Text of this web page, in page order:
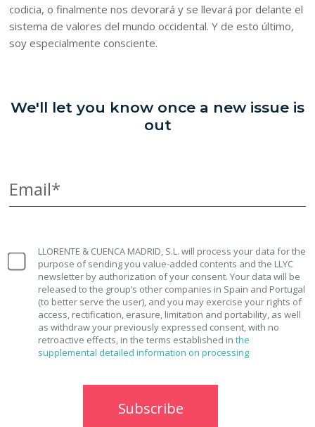
codicia, o finalmente nos devorará y se llevará por delante el
sistema de valores del mundo occidental. Y de esto último,
soy especialmente consciente.
We'll let you know once a new issue is
out
Email*
LLORENTE & CUENCA MADRID, S.L. will process your data for the
purpose of sending you value-added contents and the LLYC
newsletter by authorization of your consent. Your data will be
released to the group’s other companies in Spain and Portugal
(to better serve the user), and you may exercise your rights of
access, rectification, erasure, limitation and portability, as well
as withdraw your previously expressed consent, with no
retroactive effects, in the terms established in the
supplemental detailed information on processing